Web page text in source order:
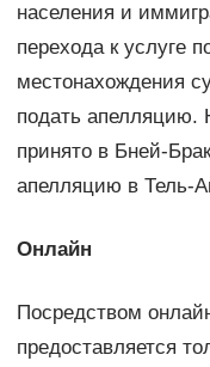
населения и
перехода к услуге
местонахождения
подать
принято в Бней-
апелляцию в Тель-
Онлайн
Посредством
предоставляется